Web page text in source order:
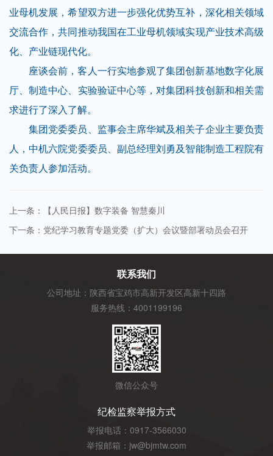
业母机发展，希望双方进一步强化优势互补，深化相关领域
交流合作，共同推动我国在工业母机领域实现产业技术高级
化、产业链现代化。
座谈会前，客人一行实地参观了集团创新基地数字化展
厅、制造中心、实验验证中心等，对集团科技创新和相关需
求进行了深入了解。
集团党委委员、监事会主席华斌及相关子企业主要负责
人，中机六院党委委员、副总经理刘勇及智能制造工程院有
关负责人参加活动。
上一条：【人民日报】数字装备 智慧秦川
下一条：党纪学习教育专题党委（扩大）会议暨部署动员会召开
联系我们
公司地址：陕西省宝鸡市高新开发区高新十四路
服务热线：4001199196
微信公众号
纪检监察举报方式
举报电话：0917-3566030
举报邮箱：jw@bjmtw.com